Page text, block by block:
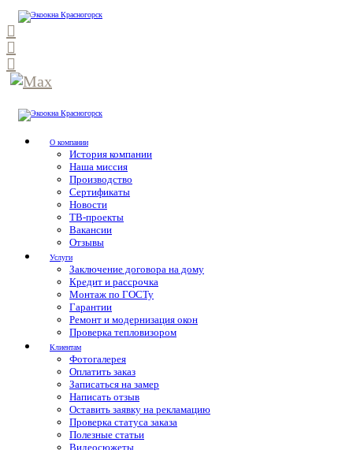
О компании
История компании
Наша миссия
Производство
Сертификаты
Новости
ТВ-проекты
Вакансии
Отзывы
Услуги
Заключение договора на дому
Кредит и рассрочка
Монтаж по ГОСТу
Гарантии
Ремонт и модернизация окон
Проверка тепловизором
Клиентам
Фотогалерея
Оплатить заказ
Записаться на замер
Написать отзыв
Оставить заявку на рекламацию
Проверка статуса заказа
Полезные статьи
Видеосюжеты